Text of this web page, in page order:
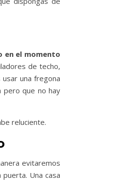
en el momento
de techo,
una fregona
pero que no hay
reluciente.
evitaremos
Una casa